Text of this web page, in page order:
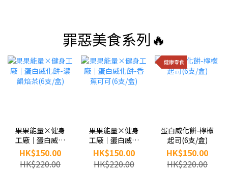
罪惡美食系列🔥
果果能量×健身
工廠｜蛋白威化
餅-濃韻焙茶(6支/
盒)
HK$150.00
HK$220.00
果果能量×健身
工廠｜蛋白威化
餅-香蕉可可(6支/
盒)
HK$150.00
HK$220.00
健康零食
蛋白威化餅-檸檬
起司(6支/盒)
HK$150.00
HK$220.00